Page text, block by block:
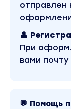
отправлен
👤
При
вами
💬 Помощь